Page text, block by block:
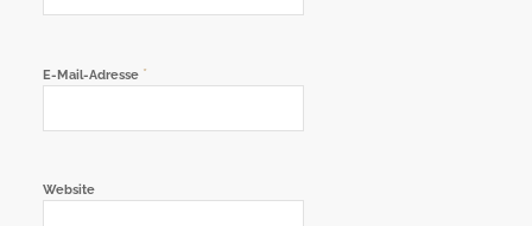
E-Mail-Adresse *
Website